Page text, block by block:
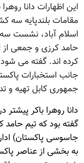
این اظهارات دانا
مقامات بلندپایه سه
اسلام آباد، نشست
حامد کرزی و جمعی از
کرده اند. گفته می
جانب استخبارات
جمهوری کابل تهیه و
دانا روهرا باکر
گفته بود که تیم
جاسوسی پاکستان)
به بخشی از عناصر